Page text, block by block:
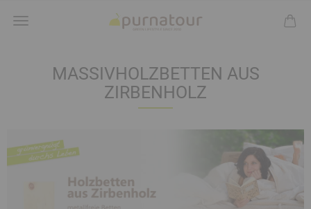
MASSIVHOLZBETTEN AUS
ZIRBENHOLZ